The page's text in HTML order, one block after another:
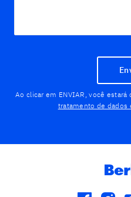
Ao clicar em ENVIAR, você
tratamento de dados